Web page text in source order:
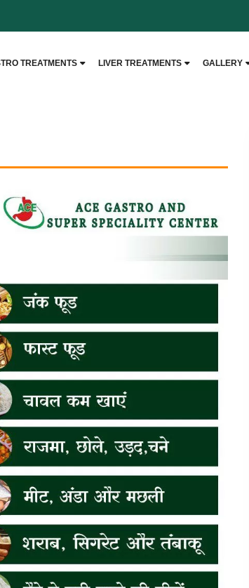
TREATMENTS LIVER TREATMENTS GALLERY